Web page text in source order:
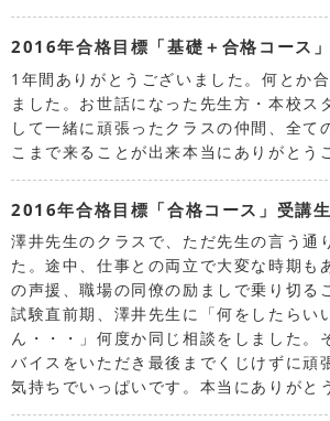
2016年合格目標「基礎＋合格コース
1年間ありがとうございました。何とか
ました。お世話になった先生方・本校ス
して一緒に頑張ったクラスの仲間、全て
こまで来ることが出来本当にありがとう
2016年合格目標「合格コース」受講生
澤井先生のクラスで、ただ先生の言う通
た。途中、仕事との両立で大変な時期も
の声援、職場の同僚の励ましで乗り切る
試験直前期、澤井先生に「何をしたらい
ん・・・」何度か同じ相談をしました。
バイスをいただき最後までくじけずに頑
気持ちでいっぱいです。本当にありがと